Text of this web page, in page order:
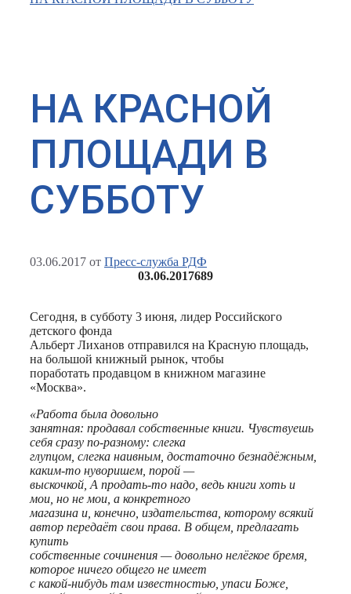
НА КРАСНОЙ
ПЛОЩАДИ В
СУББОТУ
03.06.2017 от Пресс-служба РДФ
03.06.2017689
Сегодня, в субботу 3 июня, лидер Российского
детского фонда
Альберт Лиханов отправился на Красную площадь,
на большой книжный рынок, чтобы
поработать продавцом в книжном магазине
«Москва».
«Работа была довольно
занятная: продавал собственные книги. Чувствуешь
себя сразу по-разному: слегка
глупцом, слегка наивным, достаточно безнадёжным,
каким-то нуворишем, порой —
выскочкой, А продать-то надо, ведь книги хоть и
мои, но не мои, а конкретного
магазина и, конечно, издательства, которому всякий
автор передаёт свои права. В общем, предлагать
купить
собственные сочинения — довольно нелёгкое бремя,
которое ничего общего не имеет
с какой-нибудь там известностью, упаси Боже,